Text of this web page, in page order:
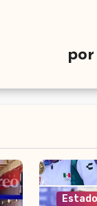
por
Estado